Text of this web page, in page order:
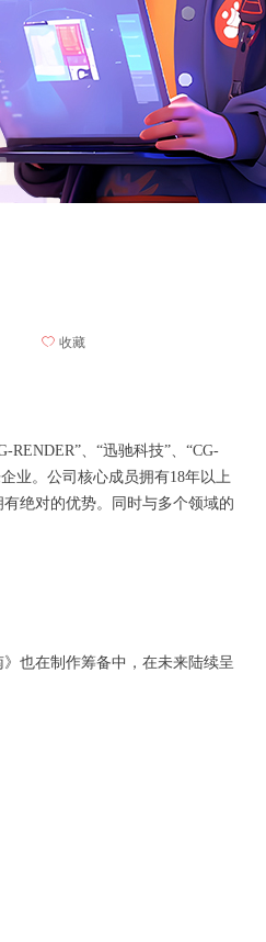
RENDER”、“迅驰科技”、“CG-
业。公司核心成员拥有18年以上
绝对的优势。同时与多个领域的
也在制作筹备中，在未来陆续呈
ꄀ 收藏